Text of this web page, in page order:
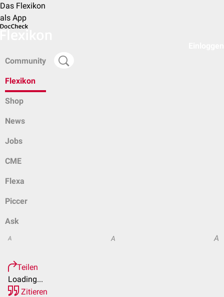
Das Flexikon
als App
Community
Flexikon
Shop
News
Jobs
CME
Flexa
Piccer
Ask
A A A
Teilen
Loading...
Zitieren